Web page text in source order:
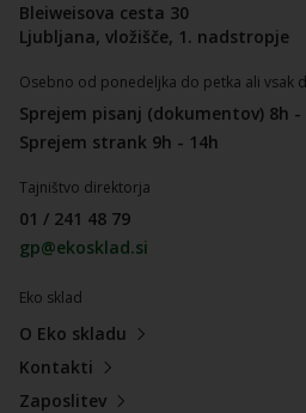
Bleiweisova cesta 30
Ljubljana, vložišče, 1. nadstropje
Osebno od ponedeljka do petka ali vsak
Sprejem pisanj (dokumentov) 8h -
Sprejem strank 9h - 14h
Tajništvo direktorja
01 / 241 48 79
gp@ekosklad.si
Eko sklad
O Eko skladu
Kontakti
Zaposlitev